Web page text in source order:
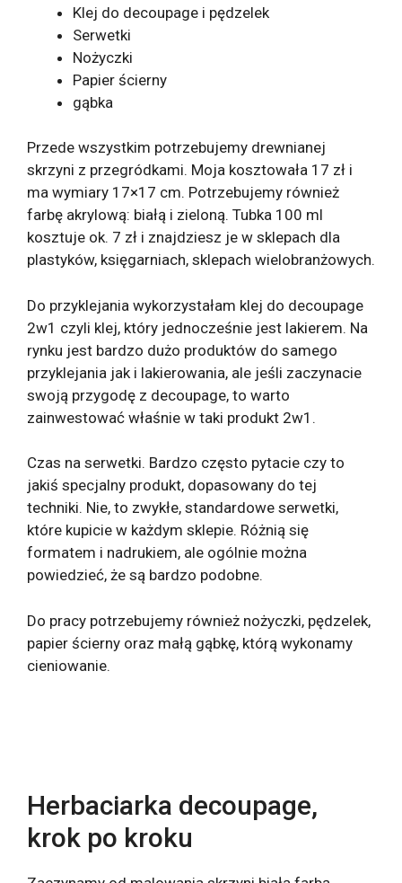
Klej do decoupage i pędzelek
Serwetki
Nożyczki
Papier ścierny
gąbka
Przede wszystkim potrzebujemy drewnianej
skrzyni z przegródkami. Moja kosztowała 17 zł i
ma wymiary 17×17 cm. Potrzebujemy również
farbę akrylową: białą i zieloną. Tubka 100 ml
kosztuje ok. 7 zł i znajdziesz je w sklepach dla
plastyków, księgarniach, sklepach wielobranżowych.
Do przyklejania wykorzystałam klej do decoupage
2w1 czyli klej, który jednocześnie jest lakierem. Na
rynku jest bardzo dużo produktów do samego
przyklejania jak i lakierowania, ale jeśli zaczynacie
swoją przygodę z decoupage, to warto
zainwestować właśnie w taki produkt 2w1.
Czas na serwetki. Bardzo często pytacie czy to
jakiś specjalny produkt, dopasowany do tej
techniki. Nie, to zwykłe, standardowe serwetki,
które kupicie w każdym sklepie. Różnią się
formatem i nadrukiem, ale ogólnie można
powiedzieć, że są bardzo podobne.
Do pracy potrzebujemy również nożyczki, pędzelek,
papier ścierny oraz małą gąbkę, którą wykonamy
cieniowanie.
Herbaciarka decoupage,
krok po kroku